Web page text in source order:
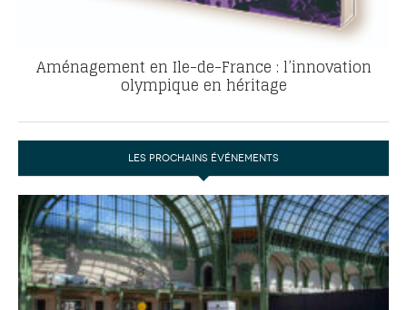
Aménagement en Ile-de-France : l’innovation
olympique en héritage
LES PROCHAINS ÉVÉNEMENTS